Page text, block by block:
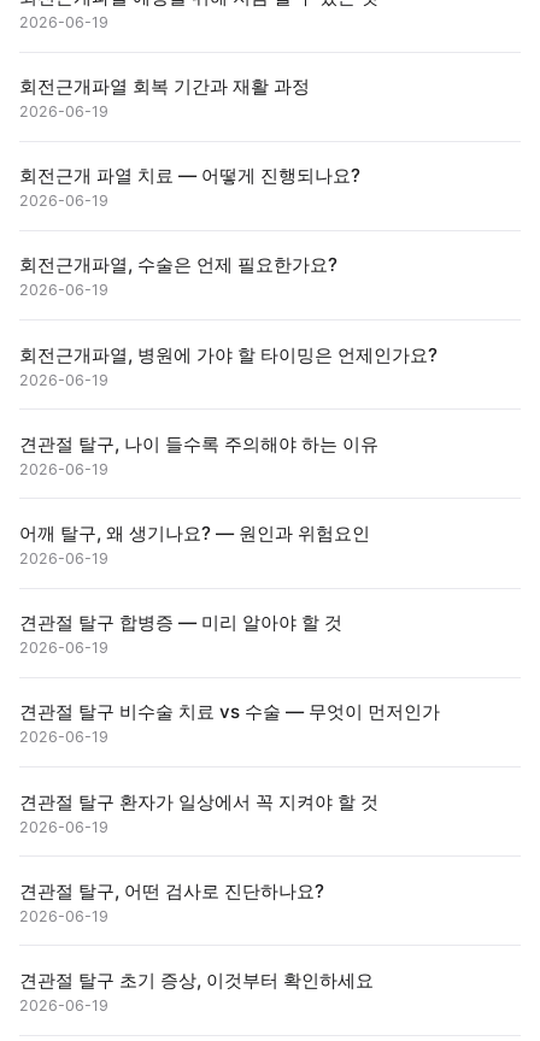
2026-06-19
회전근개파열 회복 기간과 재활 과정
2026-06-19
회전근개 파열 치료 — 어떻게 진행되나요?
2026-06-19
회전근개파열, 수술은 언제 필요한가요?
2026-06-19
회전근개파열, 병원에 가야 할 타이밍은 언제인가요?
2026-06-19
견관절 탈구, 나이 들수록 주의해야 하는 이유
2026-06-19
어깨 탈구, 왜 생기나요? — 원인과 위험요인
2026-06-19
견관절 탈구 합병증 — 미리 알아야 할 것
2026-06-19
견관절 탈구 비수술 치료 vs 수술 — 무엇이 먼저인가
2026-06-19
견관절 탈구 환자가 일상에서 꼭 지켜야 할 것
2026-06-19
견관절 탈구, 어떤 검사로 진단하나요?
2026-06-19
견관절 탈구 초기 증상, 이것부터 확인하세요
2026-06-19